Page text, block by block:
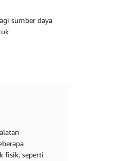
sumber daya
fisik, seperti